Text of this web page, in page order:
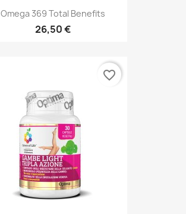
Omega 369 Total Benefits
26,50 €
favorite_border